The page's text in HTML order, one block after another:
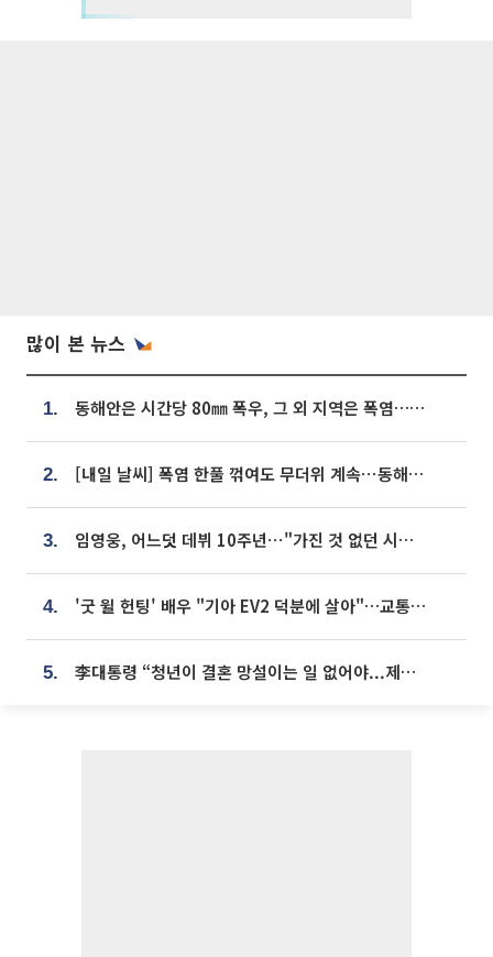
많이 본 뉴스
1. 동해안은 시간당 80㎜ 폭우, 그 외 지역은 폭염…‘극과 극 날씨’
2. [내일 날씨] 폭염 한풀 꺾여도 무더위 계속⋯동해안 이틀 연속 비
3. 임영웅, 어느덧 데뷔 10주년⋯"가진 것 없던 시절, 내 앞엔 20명의 팬뿐"
4. '굿 윌 헌팅' 배우 "기아 EV2 덕분에 살아"…교통사고 후 안전성 극찬
5. 李대통령 “청년이 결혼 망설이는 일 없어야...제도상 불이익 조사”